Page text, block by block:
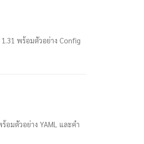
พร้อมตัวอย่าง Config
อมตัวอย่าง YAML และคำ